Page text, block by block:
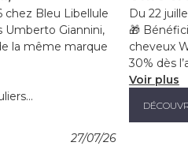
chez Bleu Libellule
Umberto Giannini,
la même marque
27/07/26
Du 22
🎁
cheveux
30% dès
Voir plus